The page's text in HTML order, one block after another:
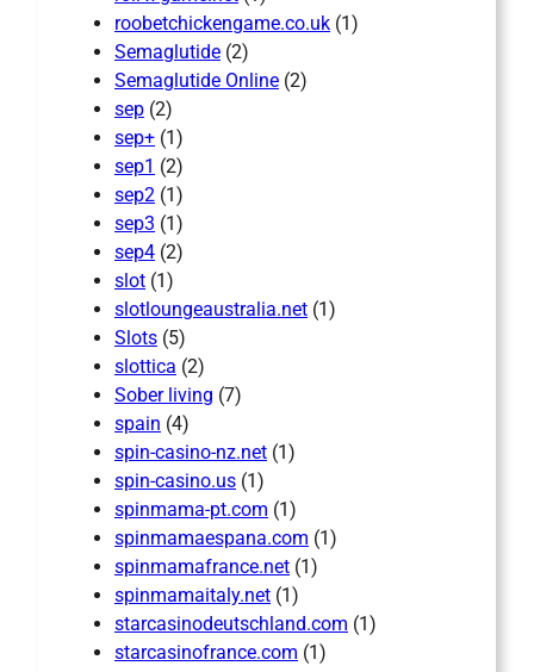
roobetchickengame.co.uk (1)
Semaglutide (2)
Semaglutide Online (2)
sep (2)
sep+ (1)
sep1 (2)
sep2 (1)
sep3 (1)
sep4 (2)
slot (1)
slotloungeaustralia.net (1)
Slots (5)
slottica (2)
Sober living (7)
spain (4)
spin-casino-nz.net (1)
spin-casino.us (1)
spinmama-pt.com (1)
spinmamaespana.com (1)
spinmamafrance.net (1)
spinmamaitaly.net (1)
starcasinodeutschland.com (1)
starcasinofrance.com (1)